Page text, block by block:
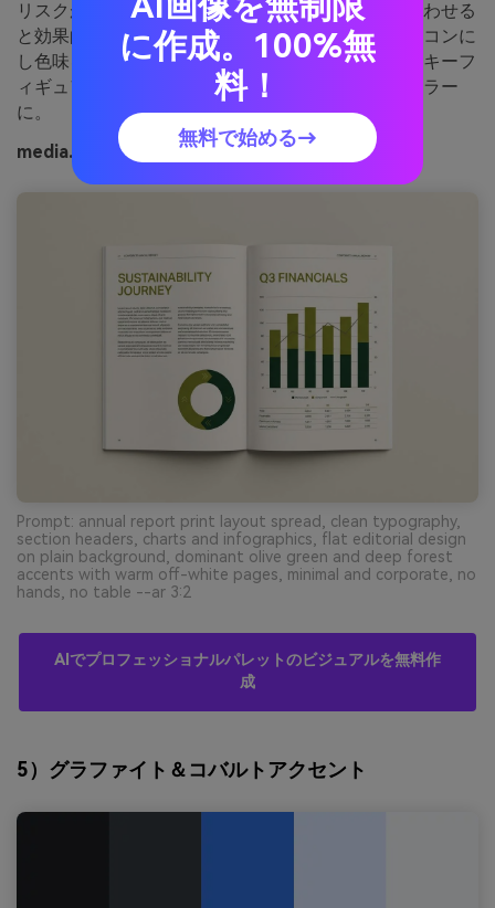
リスクがある時にも温かみのあるオフホワイトと合わせる
と効果的です。シンプルなチャートや抑えめのアイコンに
し色味を活かしましょう。ヒント：中間オリーブをキーフ
ィギュアや引用強調など、一貫したコールアウトカラー
に。
media.ioによるオリーブオーディットの画像例
Prompt: annual report print layout spread, clean typography,
section headers, charts and infographics, flat editorial design
on plain background, dominant olive green and deep forest
accents with warm off-white pages, minimal and corporate, no
hands, no table --ar 3:2
AIでプロフェッショナルパレットのビジュアルを無料作
成
5）グラファイト＆コバルトアクセント
に作成。100%無
料！
無料で始める→